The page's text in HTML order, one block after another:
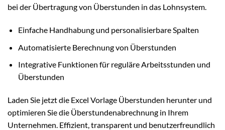
bei der Übertragung von Überstunden in das Lohnsystem.
Einfache Handhabung und personalisierbare Spalten
Automatisierte Berechnung von Überstunden
Integrative Funktionen für reguläre Arbeitsstunden und
Überstunden
Laden Sie jetzt die Excel Vorlage Überstunden herunter und
optimieren Sie die Überstundenabrechnung in Ihrem
Unternehmen. Effizient, transparent und benutzerfreundlich